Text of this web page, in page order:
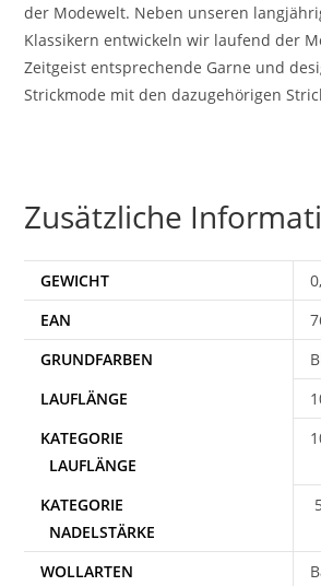
der Modewelt. Neben unseren
Klassikern entwickeln wir laufend der
Zeitgeist entsprechende Garne und
Strickmode mit den dazugehörigen
Zusätzliche
GEWICHT
EAN
WOLLARTEN